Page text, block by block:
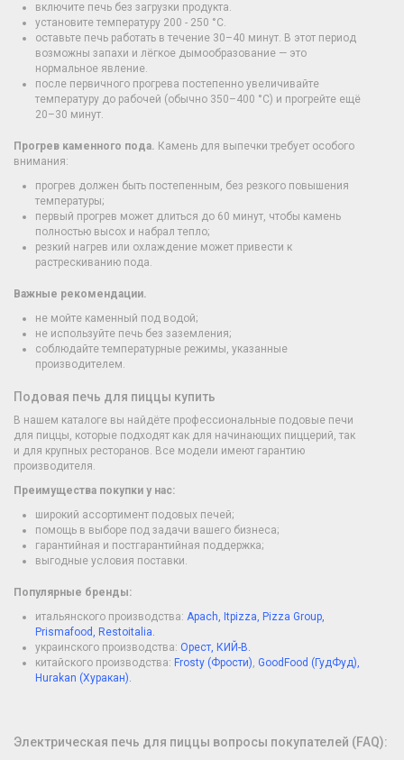
включите печь без загрузки продукта.
установите температуру 200 - 250 °C.
оставьте печь работать в течение 30–40 минут. В этот период
возможны запахи и лёгкое дымообразование — это
нормальное явление.
после первичного прогрева постепенно увеличивайте
температуру до рабочей (обычно 350–400 °C) и прогрейте ещё
20–30 минут.
Прогрев каменного пода. Камень для выпечки требует особого
внимания:
прогрев должен быть постепенным, без резкого повышения
температуры;
первый прогрев может длиться до 60 минут, чтобы камень
полностью высох и набрал тепло;
резкий нагрев или охлаждение может привести к
растрескиванию пода.
Важные рекомендации.
не мойте каменный под водой;
не используйте печь без заземления;
соблюдайте температурные режимы, указанные
производителем.
Подовая печь для пиццы купить
В нашем каталоге вы найдёте профессиональные подовые печи
для пиццы, которые подходят как для начинающих пиццерий, так
и для крупных ресторанов. Все модели имеют гарантию
производителя.
Преимущества покупки у нас:
широкий ассортимент подовых печей;
помощь в выборе под задачи вашего бизнеса;
гарантийная и постгарантийная поддержка;
выгодные условия поставки.
Популярные бренды:
итальянского производства: Apach, Itpizza, Pizza Group,
Prismafood, Restoitalia.
украинского производства: Орест, КИЙ-В.
китайского производства: Frosty (Фрости), GoodFood (ГудФуд),
Hurakan (Хуракан).
Электрическая печь для пиццы вопросы покупателей (FAQ):